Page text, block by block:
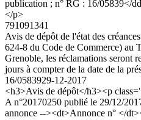
publication ; n° RG : 16/05839</
</p>
791091341
Avis de dépôt de l'état des
624-8 du Code de Commerce) au
Grenoble, les réclamations seront
jours à compter de la date de la
16/0583929-12-2017
<h3>Avis de dépôt</h3><p
A n°20170250 publié le 29/12/
annonce --><dt>Annonce n° </